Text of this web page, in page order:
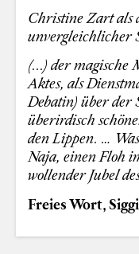
Christine Zart als
unvergleichlicher
(...) der magische
Aktes, als
Debatin) über der
überirdisch
den Lippen. …
Naja, einen Floh
wollender Jubel
Freies Wort, S